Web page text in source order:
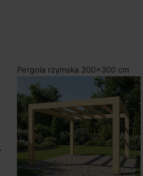
Pergola rzymska 300×300 cm
SKU: 80350
Od5450,00 zł
WYBIERZ OPCJE